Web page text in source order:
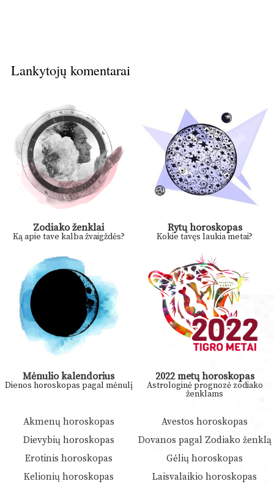
Lankytojų komentarai
Zodiako ženklai
Ką apie tave kalba žvaigždės?
Rytų horoskopas
Kokie tavęs laukia metai?
Mėnulio kalendorius
Dienos horoskopas pagal mėnulį
2022 metų horoskopas
Astrologinė prognozė zodiako
ženklams
Akmenų horoskopas
Avestos horoskopas
Dievybių horoskopas
Dovanos pagal Zodiako ženklą
Erotinis horoskopas
Gėlių horoskopas
Kelionių horoskopas
Laisvalaikio horoskopas